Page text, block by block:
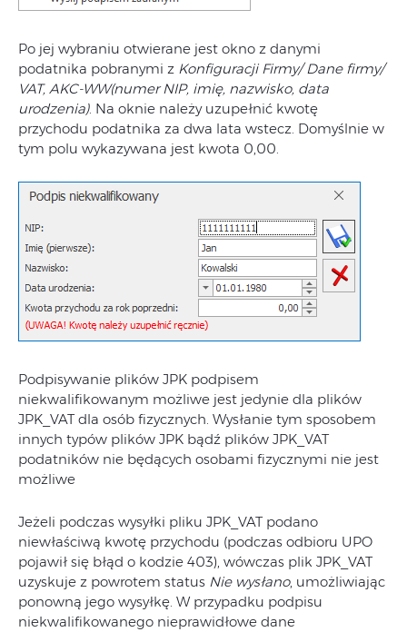
Po jej wybraniu otwierane jest okno z danymi
podatnika pobranymi z Konfiguracji Firmy/ Dane firmy/
VAT, AKC-WW(numer NIP, imię, nazwisko, data
urodzenia). Na oknie należy uzupełnić kwotę
przychodu podatnika za dwa lata wstecz. Domyślnie w
tym polu wykazywana jest kwota 0,00.
Podpisywanie plików JPK podpisem
niekwalifikowanym możliwe jest jedynie dla plików
JPK_VAT dla osób fizycznych. Wysłanie tym sposobem
innych typów plików JPK bądź plików JPK_VAT
podatników nie będących osobami fizycznymi nie jest
możliwe
Jeżeli podczas wysyłki pliku JPK_VAT podano
niewłaściwą kwotę przychodu (podczas odbioru UPO
pojawił się błąd o kodzie 403), wówczas plik JPK_VAT
uzyskuje z powrotem status Nie wysłano, umożliwiając
ponowną jego wysyłkę. W przypadku podpisu
niekwalifikowanego nieprawidłowe dane